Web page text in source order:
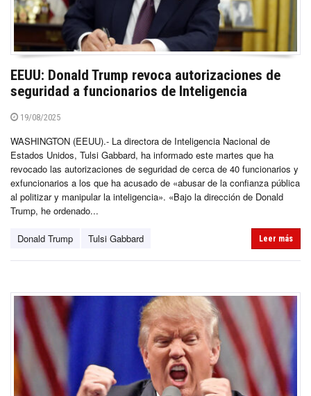
EEUU: Donald Trump revoca autorizaciones de
seguridad a funcionarios de Inteligencia
19/08/2025
WASHINGTON (EEUU).- La directora de Inteligencia Nacional de
Estados Unidos, Tulsi Gabbard, ha informado este martes que ha
revocado las autorizaciones de seguridad de cerca de 40 funcionarios y
exfuncionarios a los que ha acusado de «abusar de la confianza pública
al politizar y manipular la inteligencia». «Bajo la dirección de Donald
Trump, he ordenado...
Donald Trump Tulsi Gabbard Leer más